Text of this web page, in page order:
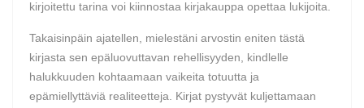
kirjoitettu tarina voi kiinnostaa kirjakauppa opettaa lukijoita.
Takaisinpäin ajatellen, mielestäni arvostin eniten tästä
kirjasta sen epäluovuttavan rehellisyyden, kindlelle
halukkuuden kohtaamaan vaikeita totuutta ja
epämiellyttäviä realiteetteja. Kirjat pystyvät kuljettamaan